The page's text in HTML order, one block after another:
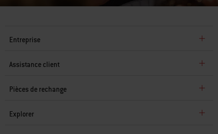
Entreprise
Assistance client
Pièces de rechange
Explorer